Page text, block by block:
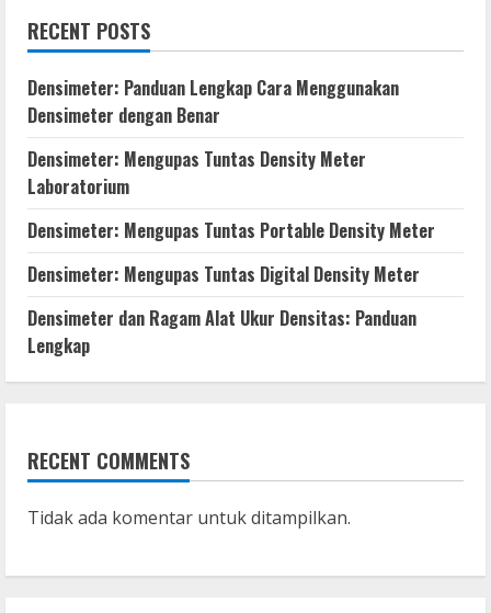
RECENT POSTS
Densimeter: Panduan Lengkap Cara Menggunakan
Densimeter dengan Benar
Densimeter: Mengupas Tuntas Density Meter
Laboratorium
Densimeter: Mengupas Tuntas Portable Density Meter
Densimeter: Mengupas Tuntas Digital Density Meter
Densimeter dan Ragam Alat Ukur Densitas: Panduan
Lengkap
RECENT COMMENTS
Tidak ada komentar untuk ditampilkan.